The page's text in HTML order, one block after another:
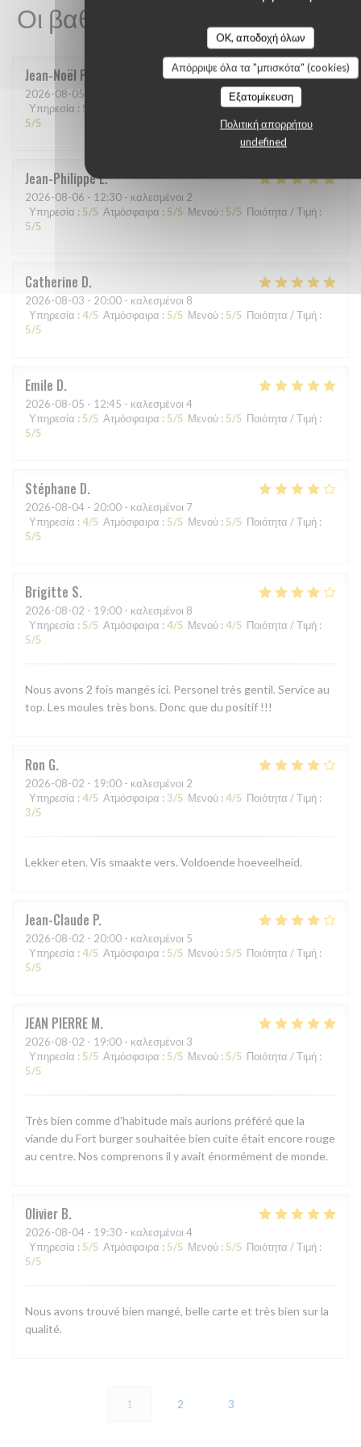
OK, αποδοχή όλων
Απόρριψε όλα τα "μπισκότα" (cookies)
Εξατομίκευση
Πολιτική απορρήτου
undefined
Οι βαθμολογίες πελατών μας
Jean-Noël P
2026-08-05
Υπηρεσία : 5 :5/5 Ποιότητα / Τιμή
5/5
Jean-PhilippeL
2026-08-06 - 12:30 - καλεσμένοι 2
Υπηρεσία : 5/5 Ατμόσφαιρα : 5/5 Μενού : 5/5 Ποιότητα / Τιμή :
5/5
Catherine D
2026-08-03 - 20:00 - καλεσμένοι 8
Υπηρεσία : 4/5 Ατμόσφαιρα : 5/5 Μενού : 5/5 Ποιότητα / Τιμή :
5/5
Emile D
2026-08-05 - 12:45 - καλεσμένοι 4
Υπηρεσία : 5/5 Ατμόσφαιρα : 5/5 Μενού : 5/5 Ποιότητα / Τιμή :
5/5
Stéphane D
2026-08-04 - 20:00 - καλεσμένοι 7
Υπηρεσία : 4/5 Ατμόσφαιρα : 5/5 Μενού : 5/5 Ποιότητα / Τιμή :
5/5
Brigitte S
2026-08-02 - 19:00 - καλεσμένοι 8
Υπηρεσία : 5/5 Ατμόσφαιρα : 4/5 Μενού : 4/5 Ποιότητα / Τιμή :
5/5
Nous avons 2 fois mangés ici. Personel très gentil. Service au
top. Les moules très bons. Donc que du positif !!!
Ron G
2026-08-02 - 19:00 - καλεσμένοι 2
Υπηρεσία : 4/5 Ατμόσφαιρα : 3/5 Μενού : 4/5 Ποιότητα / Τιμή :
3/5
Lekker eten. Vis smaakte vers. Voldoende hoeveelheid.
Jean-Claude P
2026-08-02 - 20:00 - καλεσμένοι 5
Υπηρεσία : 4/5 Ατμόσφαιρα : 5/5 Μενού : 5/5 Ποιότητα / Τιμή :
5/5
JEAN PIERRE M
2026-08-02 - 19:00 - καλεσμένοι 3
Υπηρεσία : 5/5 Ατμόσφαιρα : 5/5 Μενού : 5/5 Ποιότητα / Τιμή :
5/5
Très bien comme d'habitude mais aurions préféré que la
viande du Fort burger souhaitée bien cuite était encore rouge
au centre. Nos comprenons il y avait énormément de monde.
Olivier B
2026-08-04 - 19:30 - καλεσμένοι 4
Υπηρεσία : 5/5 Ατμόσφαιρα : 5/5 Μενού : 5/5 Ποιότητα / Τιμή :
5/5
Nous avons trouvé bien mangé, belle carte et très bien sur la
qualité.
1 2 3